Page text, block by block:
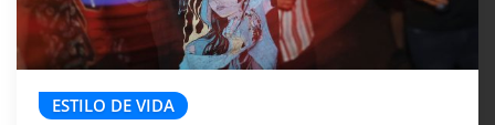
ESTILO DE VIDA